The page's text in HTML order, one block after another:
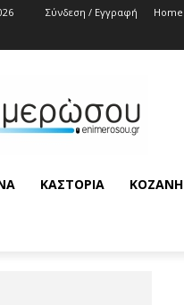
Σύνδεση / Εγγραφή Home
ΚΑΣΤΟΡΙΆ ΚΟΖΆΝΗ